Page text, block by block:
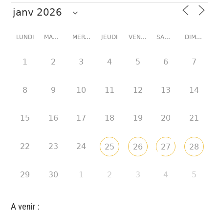
LUNDI MARDI MERCREDI JEUDI VENDREDI SAMEDI DIMANCHE
1 2 3 4 5 6 7
8 9 10 11 12 13 14
15 16 17 18 19 20 21
22 23 24 25 26 27 28
29 30 1 2 3 4 5
A venir :